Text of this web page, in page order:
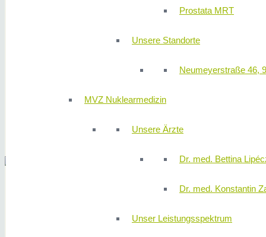
Prostata MRT
Unsere Standorte
Neumeyerstraße 46,
MVZ Nuklearmedizin
Unsere Ärzte
Dr. med. Bettina
Dr. med. Konstantin
Unser Leistungsspektrum